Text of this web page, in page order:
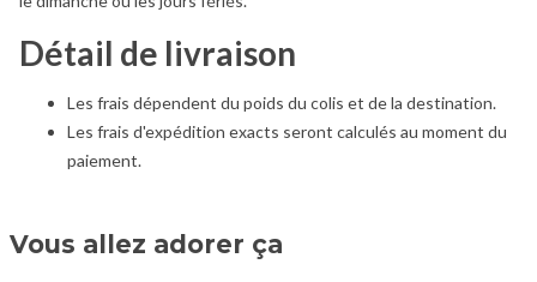
Détail de livraison
Les frais dépendent du poids du colis et de la destination.
Les frais d'expédition exacts seront calculés au moment du
paiement.
Vous allez adorer ça